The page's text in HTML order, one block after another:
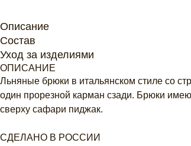
Описание
Состав
Уход за изделиями
ОПИСАНИЕ
Льняные брюки в итальянском стиле со
один прорезной карман сзади. Брюки
сверху сафари пиджак.
СДЕЛАНО В РОССИИ